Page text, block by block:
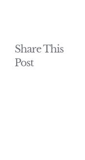
Share This
Post